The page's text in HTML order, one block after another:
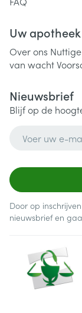
Uw apotheek
Over ons
van wacht
Nieuwsbrief
Blijf op de
Door op
nieuwsbrief en